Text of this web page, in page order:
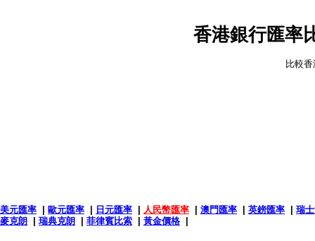
香港銀行匯率
比較
美元匯率 歐元匯率 日元匯率 人民幣匯率 澳門匯率 英鎊匯率
瑞
麥克朗
瑞典克朗 菲律賓比索 黃金價格